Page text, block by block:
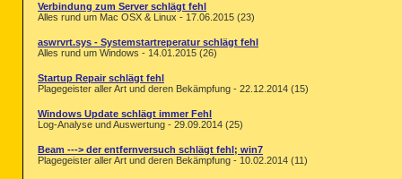
Verbindung zum Server schlägt fehl
Alles rund um Mac OSX & Linux - 17.06.2015 (23)
aswrvrt.sys - Systemstartreperatur schlägt fehl
Alles rund um Windows - 14.01.2015 (26)
Startup Repair schlägt fehl
Plagegeister aller Art und deren Bekämpfung - 22.12.2014 (15)
Windows Update schlägt immer Fehl
Log-Analyse und Auswertung - 29.09.2014 (25)
Beam ---> der entfernversuch schlägt fehl; win7
Plagegeister aller Art und deren Bekämpfung - 10.02.2014 (11)